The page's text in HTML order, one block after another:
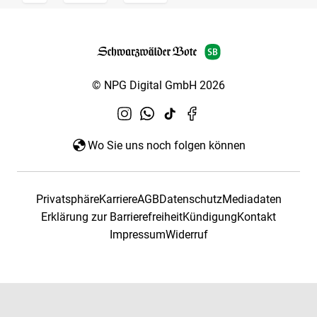
© NPG Digital GmbH 2026
Wo Sie uns noch folgen können
PrivatsphäreKarriereAGBDatenschutzMediadaten
Erklärung zur BarrierefreiheitKündigungKontakt
ImpressumWiderruf